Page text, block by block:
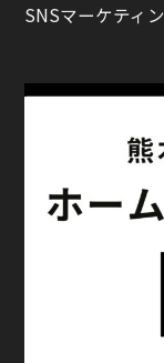
SNSマーケティ